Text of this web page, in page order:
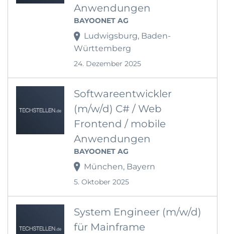
Anwendungen
BAYOONET AG
Ludwigsburg, Baden-
Württemberg
24. Dezember 2025
Softwareentwickler
(m/w/d) C# / Web
Frontend / mobile
Anwendungen
BAYOONET AG
München, Bayern
5. Oktober 2025
System Engineer (m/w/d)
für Mainframe